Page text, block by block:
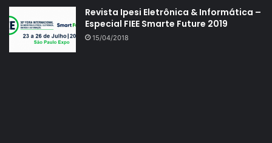
Revista Ipesi Eletrônica & Informática –
Especial FIEE Smarte Future 2019
15/04/2018